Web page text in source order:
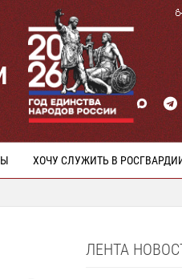
ХОЧУ СЛУЖИТЬ В
ЛЕНТА